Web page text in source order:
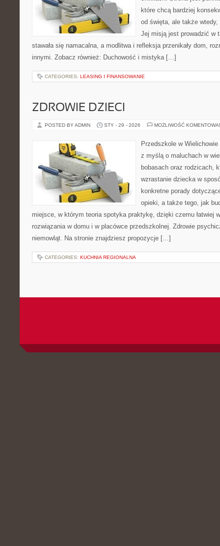
które chcą bardziej
od święta, ale także
Jej misją jest prowadzić w
stawała się namacalna, a modlitwa i refleksja przenikały dom,
innymi. Zobacz również: Duchowość i mistyka […]
CATEGORIES: LEASING I FINANSOWANIE
ZDROWIE DZIECI
POSTED BY ADMIN STY - 29 - 2026 MOŻLIWOŚĆ
Przedszkole w
z myślą o maluchach w
bobasach oraz rodzicach,
wzrastanie dziecka w
konkretne porady
opieki, a także tego, jak
miejsce, w którym teoria spotyka praktykę, dzięki czemu łatwiej
rozwiązania w domu i w placówce przedszkolnej. Zdrowie
niemowląt. Na stronie znajdziesz propozycje […]
CATEGORIES: KUCHNIA REGIONALNA